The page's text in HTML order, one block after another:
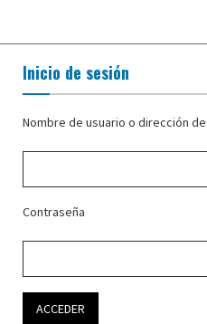
Inicio de sesión
Nombre de usuario o dirección
Contraseña